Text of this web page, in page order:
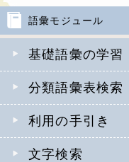
語彙モジュール
基礎語彙の学習
分類語彙表検索
利用の手引き
文字検索